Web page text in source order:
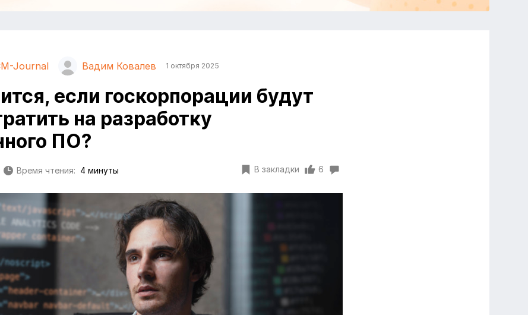
Journal Вадим Ковалев 1 октября 2025
если госкорпорации будут
на разработку
ПО?
Время чтения: 4 минуты В закладки 6